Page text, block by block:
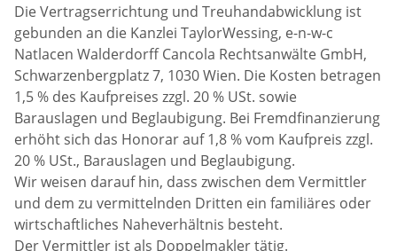
Die Vertragserrichtung und Treuhandabwicklung ist
gebunden an die Kanzlei TaylorWessing, e-n-w-c
Natlacen Walderdorff Cancola Rechtsanwälte GmbH,
Schwarzenbergplatz 7, 1030 Wien. Die Kosten betragen
1,5 % des Kaufpreises zzgl. 20 % USt. sowie
Barauslagen und Beglaubigung. Bei Fremdfinanzierung
erhöht sich das Honorar auf 1,8 % vom Kaufpreis zzgl.
20 % USt., Barauslagen und Beglaubigung.
Wir weisen darauf hin, dass zwischen dem Vermittler
und dem zu vermittelnden Dritten ein familiäres oder
wirtschaftliches Naheverhältnis besteht.
Der Vermittler ist als Doppelmakler tätig.